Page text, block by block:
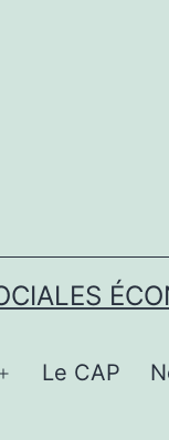
Ouvrir
Le CAP